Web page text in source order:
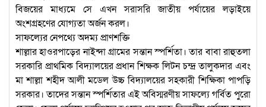
বিজয়ের মাধ্যমে সে এখন সরাসরি জাতীয় পর্যায়ের লড়াইয়ে
অংশগ্রহণের যোগ্যতা অর্জন করল।
সাফল্যের নেপথ্যে অদম্য প্রাণশক্তি
শাল্লার হাওরপাড়ের নাইন্দা গ্রামের সন্তান স্পর্শিতা। তার বাবা রাহুতলা
সরকারি প্রাথমিক বিদ্যালয়ের প্রধান শিক্ষক লিটন চন্দ্র তালুকদার এবং
মা শাল্লা শহীদ আলী মডেল উচ্চ বিদ্যালয়ের সহকারী শিক্ষিকা পাপড়ি
সরকার। তাদের সন্তান স্পর্শিতার এই অবিস্মরণীয় সাফল্যে গর্বিত পুরো